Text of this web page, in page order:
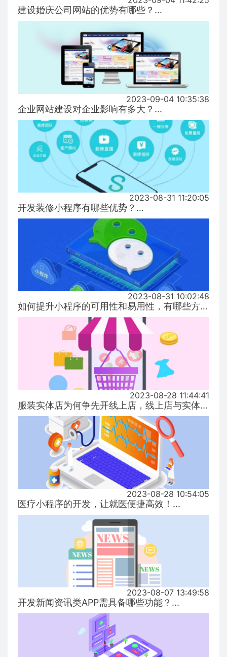
建设婚庆公司网站的优势有哪些？...
2023-09-04 10:35:38
企业网站建设对企业影响有多大？...
2023-08-31 11:20:05
开发装修小程序有哪些优势？...
2023-08-31 10:02:48
如何提升小程序的可用性和易用性，有哪些方式！...
2023-08-28 11:44:41
服装实体店为何争先开线上店，线上店与实体店有什么区别？...
2023-08-28 10:54:05
医疗小程序的开发，让就医便捷高效！...
2023-08-07 13:49:58
开发新闻资讯类APP需具备哪些功能？...